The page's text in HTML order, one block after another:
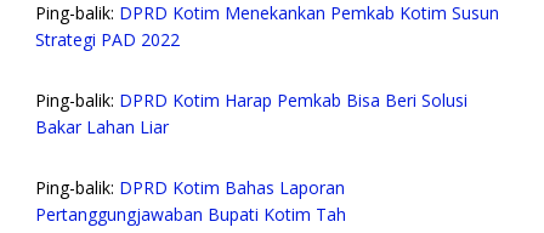
Ping-balik: DPRD Kotim Menekankan Pemkab Kotim Susun
Strategi PAD 2022
Ping-balik: DPRD Kotim Harap Pemkab Bisa Beri Solusi
Bakar Lahan Liar
Ping-balik: DPRD Kotim Bahas Laporan
Pertanggungjawaban Bupati Kotim Tah